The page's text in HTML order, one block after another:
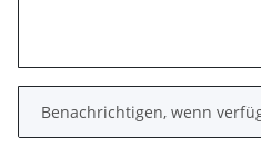
Benachrichtigen, wenn